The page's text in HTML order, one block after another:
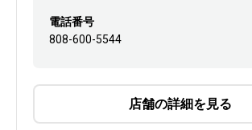
電話番号
808-600-5544
店舗の詳細を見る